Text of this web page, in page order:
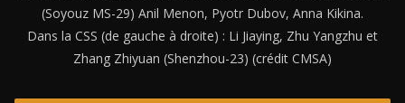
(Soyouz MS-29) Anil Menon, Pyotr Dubov, Anna Kikina.
Dans la CSS (de gauche à droite) : Li Jiaying, Zhu Yangzhu et
Zhang Zhiyuan (Shenzhou-23) (crédit CMSA)